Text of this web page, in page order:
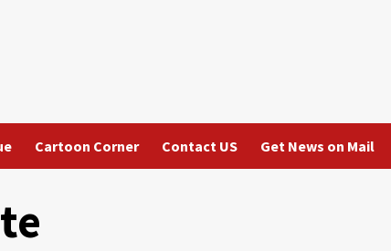
Cartoon Corner Contact US Get News on Mail